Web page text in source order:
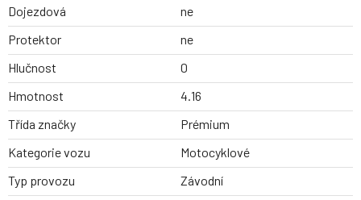
Dojezdová
ne
Protektor
ne
Hlučnost
0
Hmotnost
4.16
Třída značky
Prémium
Kategorie vozu
Motocyklové
Typ provozu
Závodní